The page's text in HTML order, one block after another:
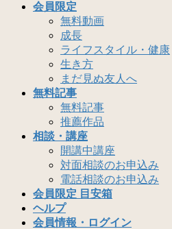
会員限定
無料動画
成長
ライフスタイル・健康
生き方
まだ見ぬ友人へ
無料記事
無料記事
推薦作品
相談・講座
開講中講座
対面相談のお申込み
電話相談のお申込み
会員限定 目安箱
ヘルプ
会員情報・ログイン